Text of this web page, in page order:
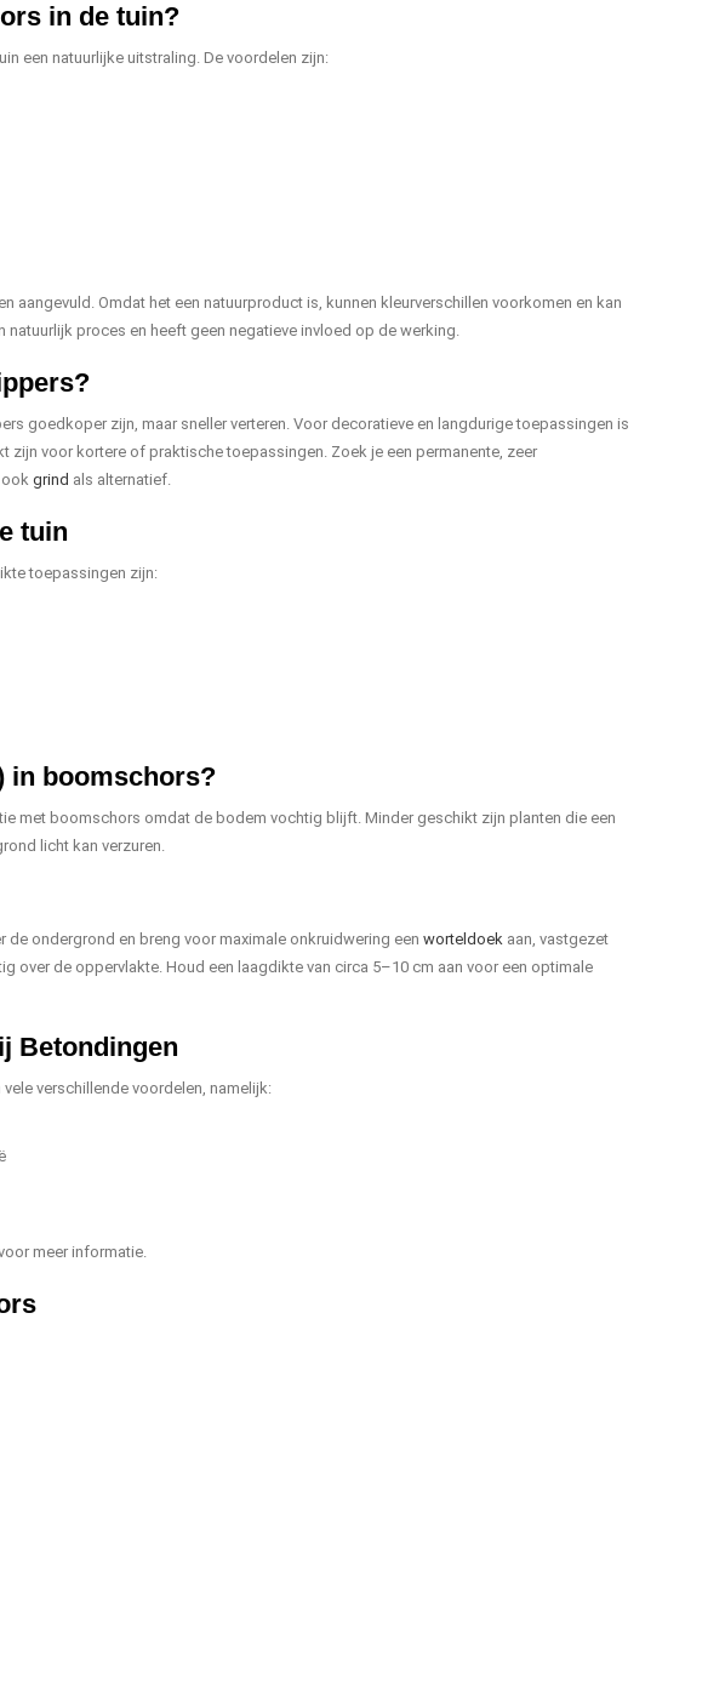
in de tuin?
een natuurlijke uitstraling. De voordelen zijn:
aangevuld. Omdat het een natuurproduct is, kunnen kleurverschillen voorkomen en kan
proces en heeft geen negatieve invloed op de werking.
goedkoper zijn, maar sneller verteren. Voor decoratieve en langdurige toepassingen is
voor kortere of praktische toepassingen. Zoek je een permanente, zeer
ook grind als alternatief.
tuin
toepassingen zijn:
in boomschors?
met boomschors omdat de bodem vochtig blijft. Minder geschikt zijn planten die een
licht kan verzuren.
ondergrond en breng voor maximale onkruidwering een worteldoekaan, vastgezet
over de oppervlakte. Houd een laagdikte van circa 5–10 cm aan voor een optimale
Betondingen
verschillende voordelen, namelijk:
meer informatie.